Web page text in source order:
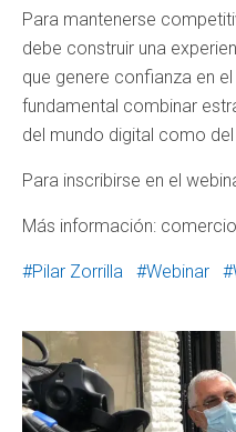
Para mantenerse
debe construir una
que genere confianza en
fundamental combinar
del mundo digital como
Para inscribirse en el
Más información:
Pilar Zorrilla Webinar